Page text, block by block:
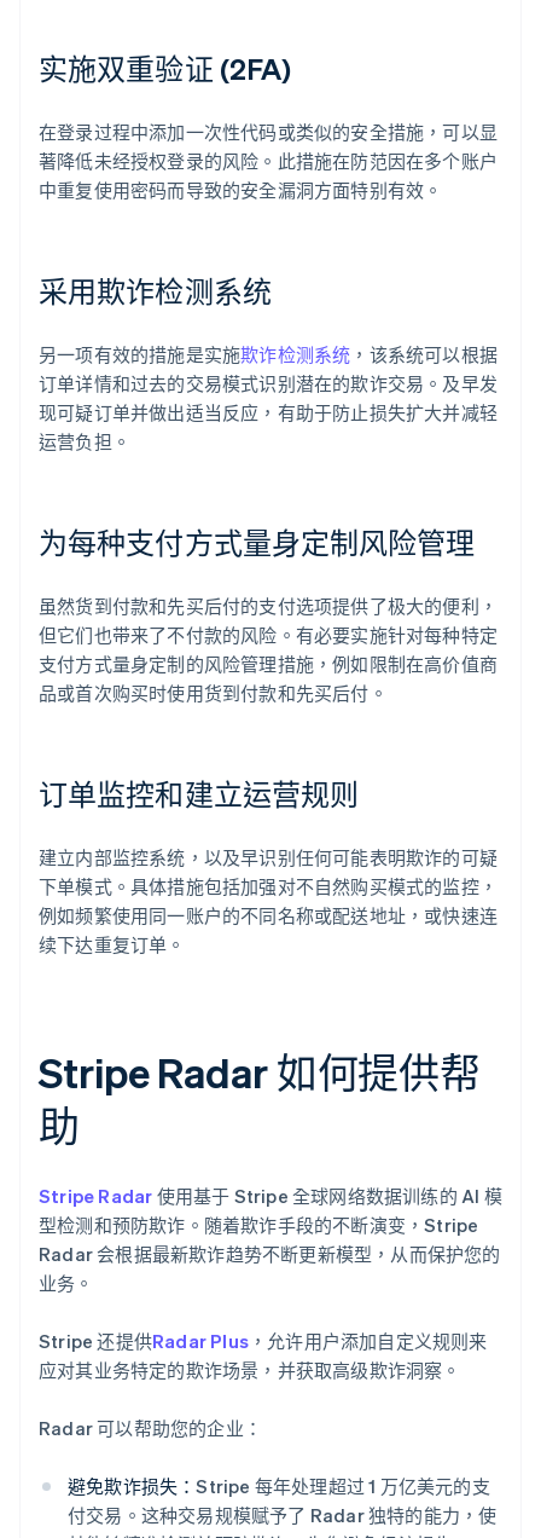
实施双重验证 (2FA)
在登录过程中添加一次性代码或类似的安全措施，可以显
著降低未经授权登录的风险。此措施在防范因在多个账户
中重复使用密码而导致的安全漏洞方面特别有效。
采用欺诈检测系统
另一项有效的措施是实施欺诈检测系统 ，该系统可以根据
订单详情和过去的交易模式识别潜在的欺诈交易。及早发
现可疑订单并做出适当反应，有助于防止损失扩大并减轻
运营负担。
为每种支付方式量身定制风险管理
虽然货到付款和先买后付的支付选项提供了极大的便利，
但它们也带来了不付款的风险。有必要实施针对每种特定
支付方式量身定制的风险管理措施，例如限制在高价值商
品或首次购买时使用货到付款和先买后付。
订单监控和建立运营规则
建立内部监控系统，以及早识别任何可能表明欺诈的可疑
下单模式。具体措施包括加强对不自然购买模式的监控，
例如频繁使用同一账户的不同名称或配送地址，或快速连
续下达重复订单。
Stripe Radar 如何提供帮
助
Stripe Radar 使用基于 Stripe 全球网络数据训练的 AI 模
型检测和预防欺诈。随着欺诈手段的不断演变，Stripe
Radar 会根据最新欺诈趋势不断更新模型，从而保护您的
业务。
Stripe 还提供Radar Plus ，允许用户添加自定义规则来
应对其业务特定的欺诈场景，并获取高级欺诈洞察。
Radar 可以帮助您的企业：
避免欺诈损失：Stripe 每年处理超过 1 万亿美元的支
付交易。这种交易规模赋予了 Radar 独特的能力，使